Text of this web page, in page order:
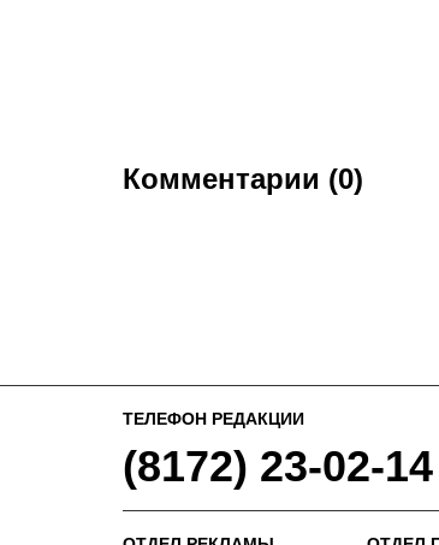
Комментарии (0)
ТЕЛЕФОН РЕДАКЦИИ
(8172) 23-02-14